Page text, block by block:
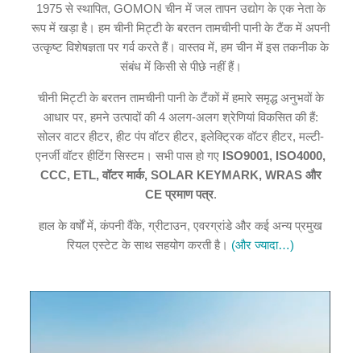
1975 से स्थापित, GOMON चीन में जल तापन उद्योग के एक नेता के
रूप में खड़ा है। हम चीनी मिट्टी के बरतन तामचीनी पानी के टैंक में अपनी
उत्कृष्ट विशेषज्ञता पर गर्व करते हैं। वास्तव में, हम चीन में इस तकनीक के
संबंध में किसी से पीछे नहीं हैं।
चीनी मिट्टी के बरतन तामचीनी पानी के टैंकों में हमारे समृद्ध अनुभवों के
आधार पर, हमने उत्पादों की 4 अलग-अलग श्रेणियां विकसित की हैं:
सोलर वाटर हीटर, हीट पंप वॉटर हीटर, इलेक्ट्रिक वॉटर हीटर, मल्टी-
एनर्जी वॉटर हीटिंग सिस्टम। सभी पास हो गए ISO9001, ISO4000,
CCC, ETL, वॉटर मार्क, SOLAR KEYMARK, WRAS और
CE प्रमाण पत्र.
हाल के वर्षों में, कंपनी वैंके, ग्रीटाउन, एवरग्रांडे और कई अन्य प्रमुख
रियल एस्टेट के साथ सहयोग करती है। (और ज्यादा…)